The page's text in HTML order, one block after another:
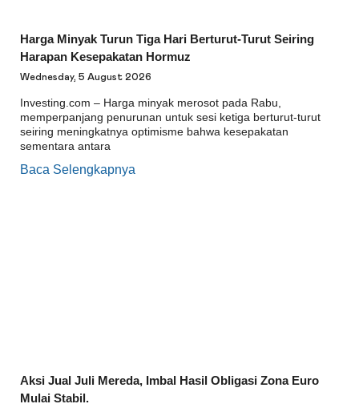
Harga Minyak Turun Tiga Hari Berturut-Turut Seiring
Harapan Kesepakatan Hormuz
Wednesday, 5 August 2026
Investing.com – Harga minyak merosot pada Rabu,
memperpanjang penurunan untuk sesi ketiga berturut-turut
seiring meningkatnya optimisme bahwa kesepakatan
sementara antara
Baca Selengkapnya
Aksi Jual Juli Mereda, Imbal Hasil Obligasi Zona Euro
Mulai Stabil.